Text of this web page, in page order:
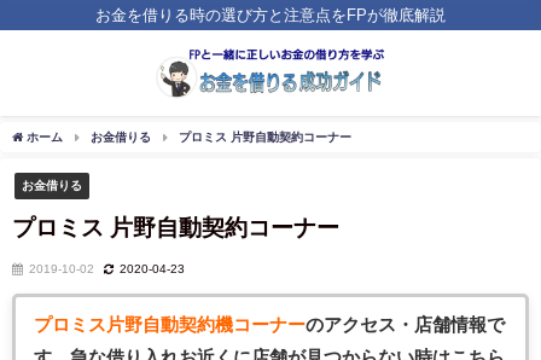
お金を借りる時の選び方と注意点をFPが徹底解説
ホーム お金借りる プロミス 片野自動契約コーナー
お金借りる
プロミス 片野自動契約コーナー
2019-10-02 2020-04-23
プロミス片野自動契約機コーナーのアクセス・店舗情報で